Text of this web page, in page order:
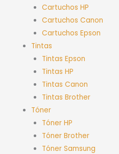
Cartuchos HP
Cartuchos Canon
Cartuchos Epson
Tintas
Tintas Epson
Tintas HP
Tintas Canon
Tintas Brother
Tóner
Tóner HP
Tóner Brother
Tóner Samsung